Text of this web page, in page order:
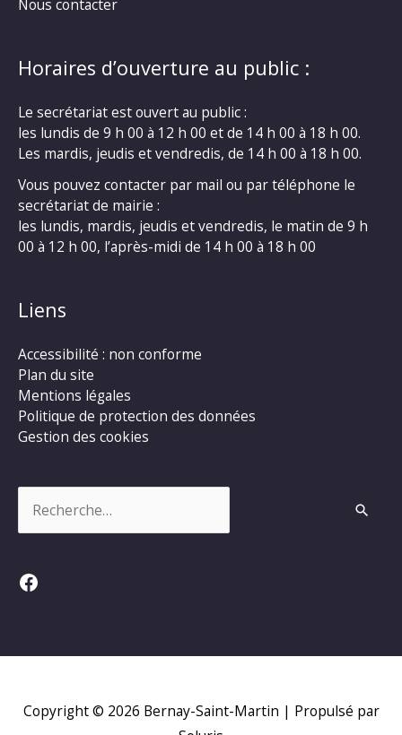
Nous contacter
Horaires d’ouverture au public :
Le secrétariat est ouvert au public :
les lundis de 9 h 00 à 12 h 00 et de 14 h 00 à 18 h 00.
Les mardis, jeudis et vendredis, de 14 h 00 à 18 h 00.
Vous pouvez contacter par mail ou par téléphone le
secrétariat de mairie :
les lundis, mardis, jeudis et vendredis, le matin de 9 h
00 à 12 h 00, l’après-midi de 14 h 00 à 18 h 00
Liens
Accessibilité : non conforme
Plan du site
Mentions légales
Politique de protection des données
Gestion des cookies
Facebook
Copyright © 2026 Bernay-Saint-Martin | Propulsé par